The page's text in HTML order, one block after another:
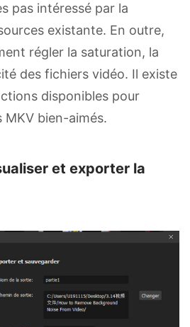
pas intéressé par la
existante. En outre,
régler la saturation, la
des fichiers vidéo. Il existe
disponibles pour
bien-aimés.
et exporter la